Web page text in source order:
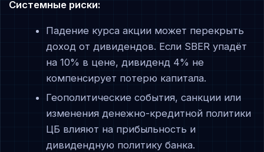
Системные риски:
Падение курса акции может перекрыть
доход от дивидендов. Если SBER упадёт
на 10% в цене, дивиденд 4% не
компенсирует потерю капитала.
Геополитические события, санкции или
изменения денежно-кредитной политики
ЦБ влияют на прибыльность и
дивидендную политику банка.